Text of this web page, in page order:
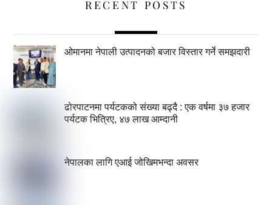
RECENT POSTS
ओमानमा नेपाली उत्पादनको बजार विस्तार गर्ने समझदारी
ढोरपाटनमा पर्यटकको संख्या बढ्दै : एक वर्षमा ३७ हजार
पर्यटक भित्रिए, ४७ लाख आम्दानी
नेपालका लागि एआई जोखिमभन्दा अवसर